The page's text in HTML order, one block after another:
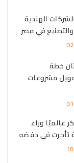
الهندية
في مصر
خطة
مشروعات
عالميًا وراء
تأخرت في خفضه